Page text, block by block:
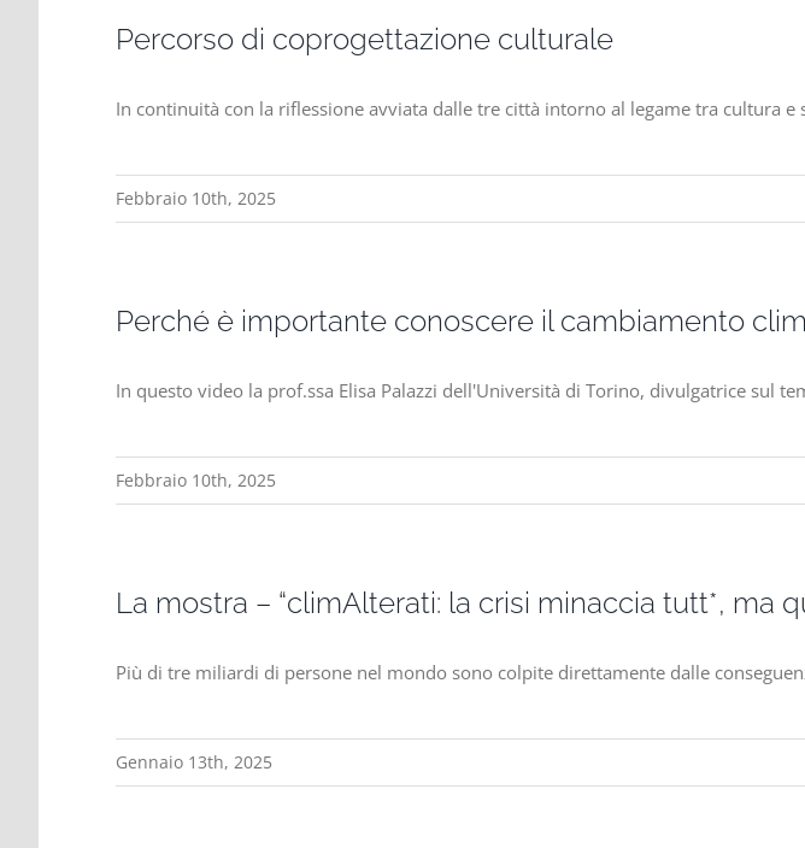
Percorso di coprogettazione culturale
In continuità con la riflessione avviata dalle tre città intorno al legame tra cultura
Febbraio 10th, 2025
Perché è importante conoscere il cambiamento
In questo video la prof.ssa Elisa Palazzi dell'Università di Torino, divulgatrice sul
Febbraio 10th, 2025
La mostra – “climAlterati: la crisi minaccia tutt*, ma
Più di tre miliardi di persone nel mondo sono colpite direttamente dalle
Gennaio 13th, 2025